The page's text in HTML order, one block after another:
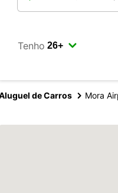
Tenho
de Carros Mora